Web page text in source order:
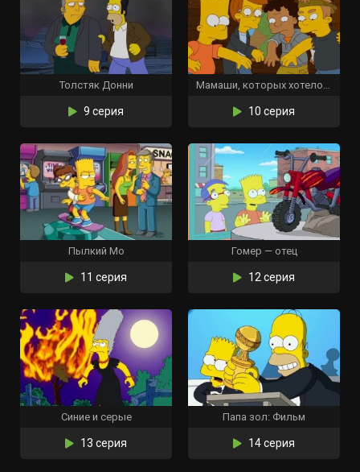
Толстяк Донни
9 серия
Мамаши, которых хотелось бы забыть
10 серия
Пылкий Мо
11 серия
Гомер — отец
12 серия
Синие и серые
13 серия
Папа зол: Фильм
14 серия